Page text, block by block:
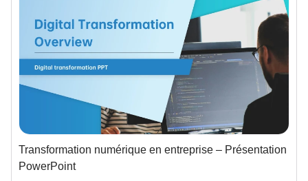
Transformation numérique en entreprise – Présentation
PowerPoint